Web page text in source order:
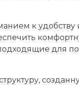
к удобству
для